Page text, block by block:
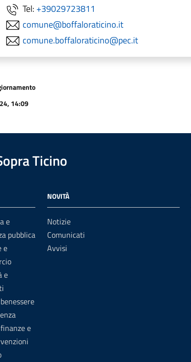
Tel: +39029723811
comune@boffaloraticino.it
comune.boffaloraticino@pec.it
14:09
Ticino
e
pubblica
e
e
e
NOVITÀ
Notizie
Comunicati
Avvisi